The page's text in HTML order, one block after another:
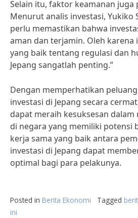
Selain itu, faktor keamanan
Menurut analis investasi, Yukiko
perlu memastikan bahwa
aman dan terjamin. Oleh karena
yang baik tentang regulasi dan
Jepang sangatlah penting.”
Dengan memperhatikan
investasi di Jepang secara
dapat meraih kesuksesan dalam
di negara yang memiliki potensi
kerja sama yang baik antara
investasi di Jepang dapat
optimal bagi para pelakunya.
Posted in Berita Ekonomi Tagged
ini